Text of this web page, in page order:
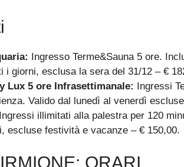
Ingresso Terme&Sauna 5 ore.
i giorni, esclusa la sera del 31/12 – €
Lux 5 ore Infrasettimanale: Ingressi
Valido dal lunedì al venerdì
Ingressi illimitati alla palestra per 120
escluse festività e vacanze – € 150,00.
ORARI